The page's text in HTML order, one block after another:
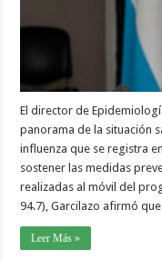
El director de
panorama de la situación
influenza que se registra
sostener las medidas
realizadas al móvil del
94.7), Garcilazo afirmó
Leer Más »